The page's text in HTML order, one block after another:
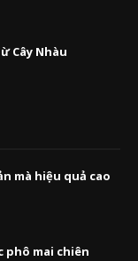
Cây Nhàu
mà hiệu quả cao
mai chiên